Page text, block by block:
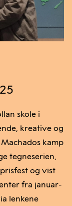
skole i
kreative og
kamp
tegneserien,
og vist
fra januar-
lenkene